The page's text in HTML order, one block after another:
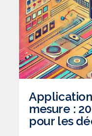
mesure :
pour les